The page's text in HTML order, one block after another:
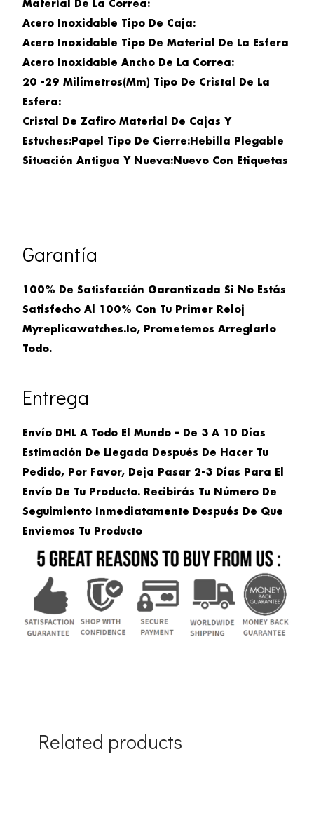
Material De La Correa:
Acero Inoxidable Tipo De Caja:
Acero Inoxidable Tipo De Material De La Esfera
Acero Inoxidable Ancho De La Correa:
20 -29 Milímetros(mm) Tipo De Cristal De La
Esfera:
Cristal De Zafiro Material De Cajas Y
Estuches:Papel Tipo De Cierre:Hebilla Plegable
Situación Antigua Y Nueva:Nuevo Con Etiquetas
Garantía
100% De Satisfacción Garantizada Si No Estás
Satisfecho Al 100% Con Tu Primer Reloj
Myreplicawatches.io, Prometemos Arreglarlo
Todo.
Entrega
Envío DHL A Todo El Mundo – De 3 A 10 Días
Estimación De Llegada Después De Hacer Tu
Pedido, Por Favor, Deja Pasar 2-3 Días Para El
Envío De Tu Producto. Recibirás Tu Número De
Seguimiento Inmediatamente Después De Que
Enviemos Tu Producto
Related products